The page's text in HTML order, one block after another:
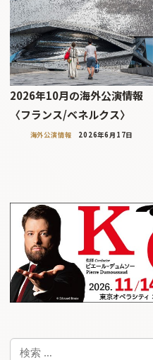
2026年10月の海外公演情報
〈フランス/ベネルクス〉
海外公演情報 2026年6月17日
検